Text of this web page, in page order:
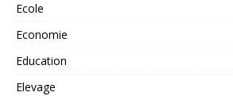
Ecole
Economie
Education
Elevage